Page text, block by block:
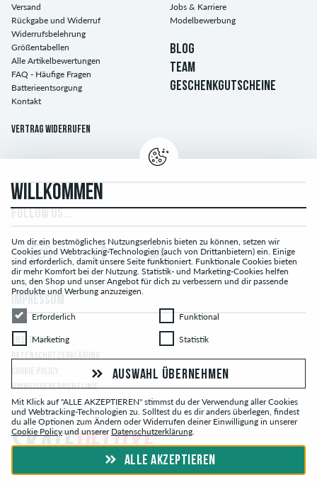
Versand
Rückgabe und Widerruf
Widerrufsbelehrung
Größentabellen
Alle Artikelbewertungen
FAQ - Häufige Fragen
Batterieentsorgung
Kontakt
Vertrag widerrufen
Jobs & Karriere
Modelbewerbung
BLOG
TEAM
GESCHENKGUTSCHEINE
UNSERE AGB
DATENSCHUTZERKLÄRUNG
HINWEISGEBERRICHTLINIE
© skatedeluxe.com Skateshop 2026
WILLKOMMEN
Um dir ein bestmögliches Nutzungserlebnis bieten zu können, setzen wir
Cookies und Webtracking-Technologien (auch von Drittanbietern) ein. Einige
sind erforderlich, damit unsere Seite funktioniert. Funktionale Cookies bieten
dir mehr Komfort bei der Nutzung. Statistik- und Marketing-Cookies helfen
uns, den Shop und unser Angebot für dich zu verbessern und dir passende
Produkte und Werbung anzuzeigen.
Erforderlich
Erforderlich FunktionalFunktional
MarketingMarketing StatistikStatistik
AUSWAHL ÜBERNEHMEN
Mit Klick auf "ALLE AKZEPTIEREN" stimmst du der Verwendung aller Cookies
und Webtracking-Technologien zu. Solltest du es dir anders überlegen, findest
du alle Optionen zum Ändern oder Widerrufen deiner Einwilligung in unserer
Cookie Policy und unserer Datenschutzerklärung.
ALLE AKZEPTIEREN